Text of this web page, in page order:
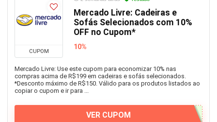
CUPOM
Mercado Livre: Cadeiras e
Sofás Selecionados com 10%
OFF no Cupom*
10%
Mercado Livre: Use este cupom para economizar 10% nas
compras acima de R$199 em cadeiras e sofás selecionados.
*Desconto máximo de R$150. Válido para os produtos listados ao
copiar o cupom e ir para ...
VER CUPOM